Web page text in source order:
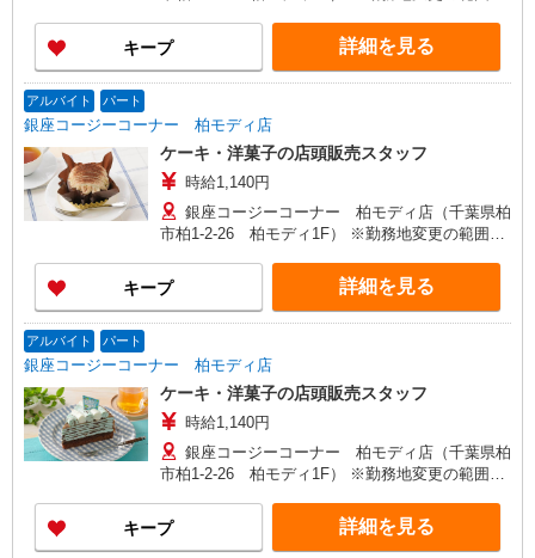
キープ 詳細を見る
アルバイト パート
銀座コージーコーナー 柏モディ店
ケーキ・洋菓子の店頭販売スタッフ
時給1,140円
銀座コージーコーナー 柏モディ店（千葉県柏
市柏1-2-26 柏モディ1F） ※勤務地変更の範囲：
キープ 詳細を見る
アルバイト パート
銀座コージーコーナー 柏モディ店
ケーキ・洋菓子の店頭販売スタッフ
時給1,140円
銀座コージーコーナー 柏モディ店（千葉県柏
市柏1-2-26 柏モディ1F） ※勤務地変更の範囲：
キープ 詳細を見る